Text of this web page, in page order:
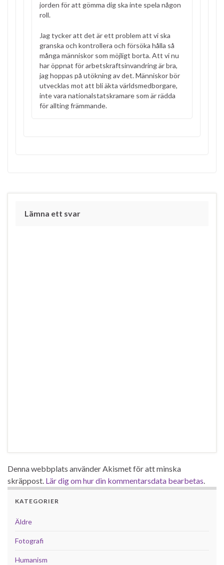
jorden för att gömma dig ska inte spela någon
roll.
Jag tycker att det är ett problem att vi ska
granska och kontrollera och försöka hålla så
många människor som möjligt borta. Att vi nu
har öppnat för arbetskraftsinvandring är bra,
jag hoppas på utökning av det. Människor bör
utvecklas mot att bli äkta världsmedborgare,
inte vara nationalstatskramare som är rädda
för allting främmande.
Lämna ett svar
Denna webbplats använder Akismet för att minska
skräppost. Lär dig om hur din kommentarsdata bearbetas.
KATEGORIER
Äldre
Fotografi
Humanism